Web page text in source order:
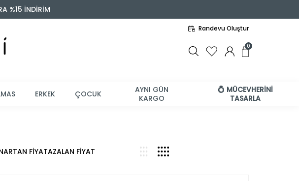
%15 İNDİRİM
Randevu Oluştur
0
ERKEK ÇOCUK
AYNI GÜN
KARGO
💍 MÜCEVHERİNİ
TASARLA
ARTAN FİYATAZALAN FİYAT